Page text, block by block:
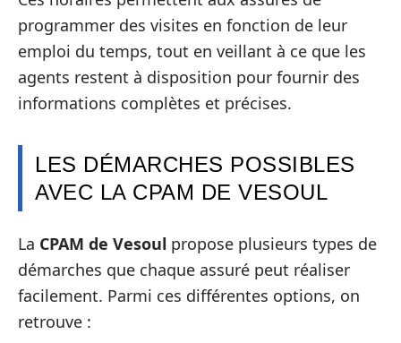
programmer des visites en fonction de leur
emploi du temps, tout en veillant à ce que les
agents restent à disposition pour fournir des
informations complètes et précises.
LES DÉMARCHES POSSIBLES
AVEC LA CPAM DE VESOUL
La CPAM de Vesoul propose plusieurs types de
démarches que chaque assuré peut réaliser
facilement. Parmi ces différentes options, on
retrouve :